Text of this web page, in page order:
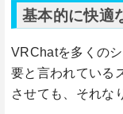
基本的に快適
VRChatを多くの
要と言われている
させても、それな